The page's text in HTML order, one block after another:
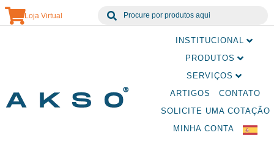
Loja Virtual
INSTITUCIONAL
PRODUTOS
SERVIÇOS
ARTIGOS
CONTATO
SOLICITE UMA COTAÇÃO
MINHA CONTA